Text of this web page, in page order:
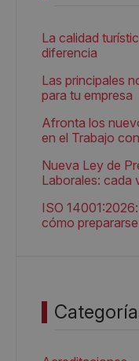
La calidad
diferencia
Las principales
para tu empresa
Afronta los
en el Trabajo
Nueva Ley de
Laborales: cada
ISO
cómo prepararse